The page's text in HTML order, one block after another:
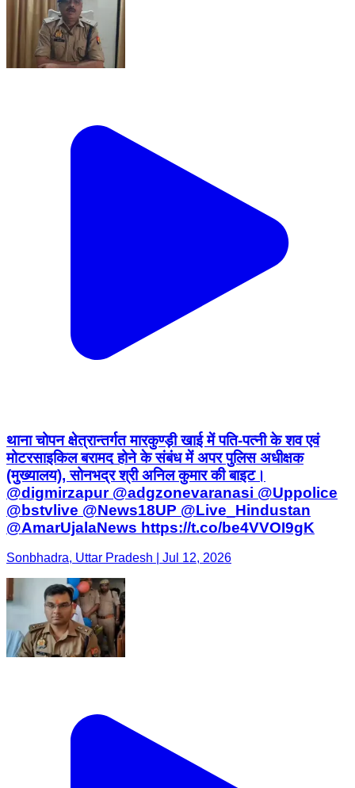
थाना चोपन क्षेत्रान्तर्गत मारकुण्ड़ी खाई में पति-पत्नी के शव एवं
मोटरसाइकिल बरामद होने के संबंध में अपर पुलिस अधीक्षक
(मुख्यालय), सोनभद्र श्री अनिल कुमार की बाइट।
@digmirzapur @adgzonevaranasi @Uppolice
@bstvlive @News18UP @Live_Hindustan
@AmarUjalaNews https://t.co/be4VVOI9gK
Sonbhadra, Uttar Pradesh | Jul 12, 2026